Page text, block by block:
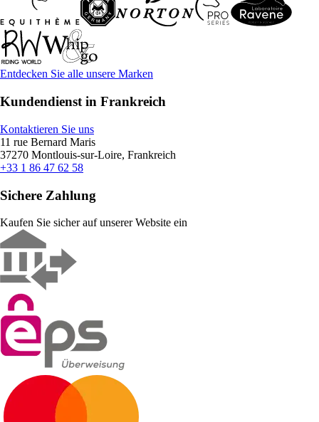
Entdecken Sie alle unsere Marken
Kundendienst in Frankreich
Kontaktieren Sie uns
11 rue Bernard Maris
37270 Montlouis-sur-Loire, Frankreich
+33 1 86 47 62 58
Sichere Zahlung
Kaufen Sie sicher auf unserer Website ein